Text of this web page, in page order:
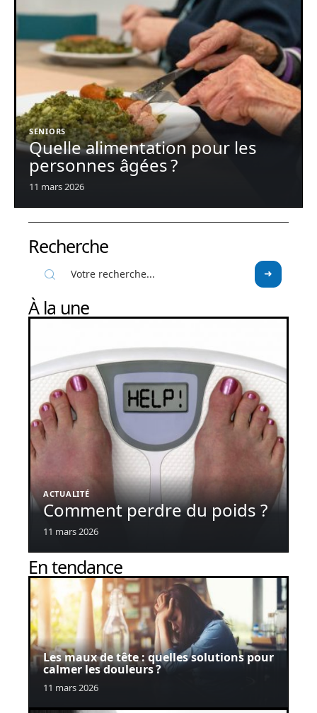
SENIORS
Quelle alimentation pour les
personnes âgées ?
11 mars 2026
Recherche
À la une
ACTUALITÉ
Comment perdre du poids ?
11 mars 2026
En tendance
Les maux de tête : quelles solutions pour
calmer les douleurs ?
11 mars 2026